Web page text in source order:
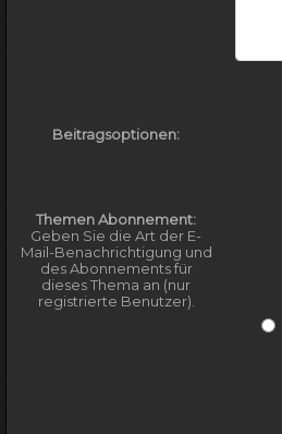
Beitragsoptionen:
Themen Abonnement:
Geben Sie die Art der E-
Mail-Benachrichtigung und
des Abonnements für
dieses Thema an (nur
registrierte Benutzer).